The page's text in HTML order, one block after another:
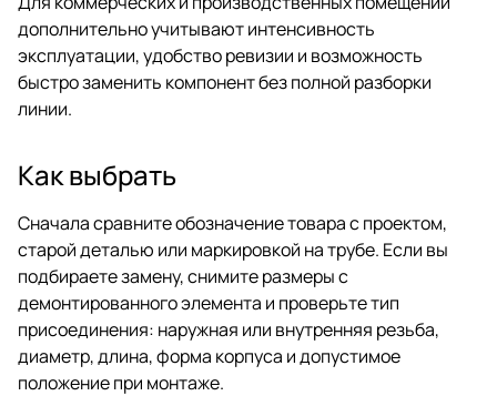
дополнительно учитывают интенсивность
эксплуатации, удобство ревизии и возможность
быстро заменить компонент без полной разборки
линии.
Как выбрать
Сначала сравните обозначение товара с проектом,
старой деталью или маркировкой на трубе. Если вы
подбираете замену, снимите размеры с
демонтированного элемента и проверьте тип
присоединения: наружная или внутренняя резьба,
диаметр, длина, форма корпуса и допустимое
положение при монтаже.